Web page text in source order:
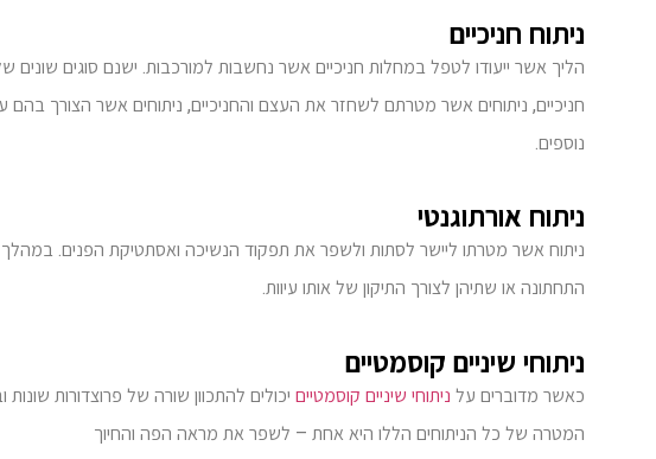
ניתוח חניכיים
הליך אשר ייעודו לטפל במחלות חניכיים אשר נחשבות למורכבות. ישנם סוגים שונים
חניכיים, ניתוחים אשר מטרתם לשחזר את העצם והחניכיים, ניתוחים אשר הצורך בהם
נוספים.
ניתוח אורתוגנטי
ניתוח אשר מטרתו ליישר לסתות ולשפר את תפקוד הנשיכה ואסתטיקת הפנים.
התחתונה או שתיהן לצורך התיקון של אותו עיוות.
ניתוחי שיניים קוסמטיים
כאשר מדוברים על ניתוחי שיניים קוסמטיים יכולים להתכוון שורה של פרוצדורות שונות
המטרה של כל הניתוחים הללו היא אחת – לשפר את מראה הפה והחיוך